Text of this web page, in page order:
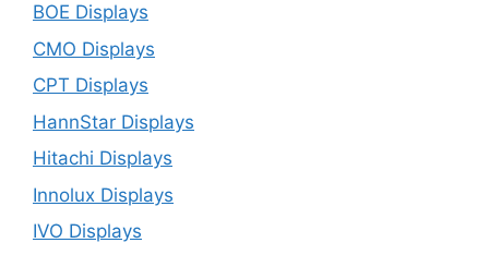
BOE Displays
CMO Displays
CPT Displays
HannStar Displays
Hitachi Displays
Innolux Displays
IVO Displays